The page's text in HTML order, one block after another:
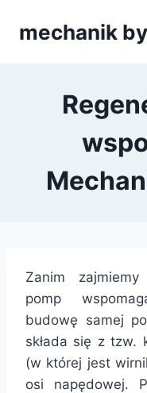
mechanik
Zanim
pomp
budowę samej
składa się z tzw.
(w której jest
osi napędowej.